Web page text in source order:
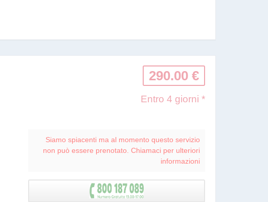
290.00 €
Entro 4 giorni *
Siamo spiacenti ma al momento questo servizio
non può essere prenotato. Chiamaci per ulteriori
informazioni